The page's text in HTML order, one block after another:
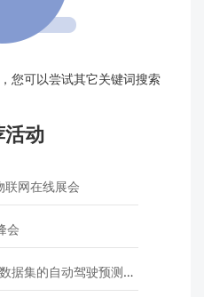
您可以尝试其它关键词搜索
活动
网在线展会
会
的自动驾驶预测模型挑战赛